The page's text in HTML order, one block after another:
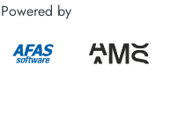
Powered by